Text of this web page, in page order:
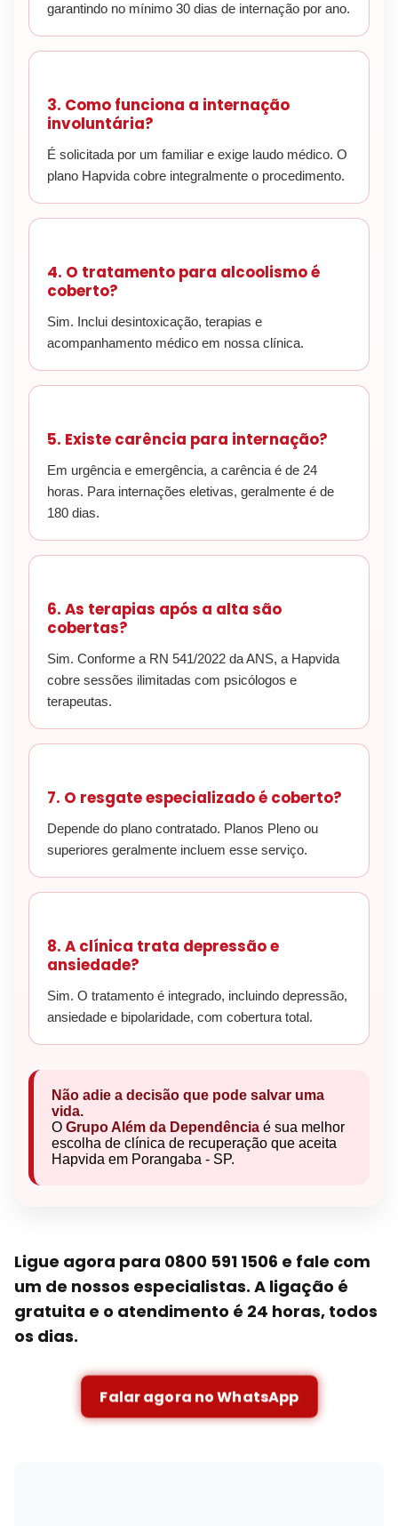
garantindo no mínimo 30 dias de internação por ano.
3. Como funciona a internação
involuntária?
É solicitada por um familiar e exige laudo médico. O
plano Hapvida cobre integralmente o procedimento.
4. O tratamento para alcoolismo é
coberto?
Sim. Inclui desintoxicação, terapias e
acompanhamento médico em nossa clínica.
5. Existe carência para internação?
Em urgência e emergência, a carência é de 24
horas. Para internações eletivas, geralmente é de
180 dias.
6. As terapias após a alta são
cobertas?
Sim. Conforme a RN 541/2022 da ANS, a Hapvida
cobre sessões ilimitadas com psicólogos e
terapeutas.
7. O resgate especializado é coberto?
Depende do plano contratado. Planos Pleno ou
superiores geralmente incluem esse serviço.
8. A clínica trata depressão e
ansiedade?
Sim. O tratamento é integrado, incluindo depressão,
ansiedade e bipolaridade, com cobertura total.
Não adie a decisão que pode salvar uma
vida.
O Grupo Além da Dependência é sua melhor
escolha de clínica de recuperação que aceita
Hapvida em Porangaba - SP.
Ligue agora para 0800 591 1506 e fale com
um de nossos especialistas. A ligação é
gratuita e o atendimento é 24 horas, todos
os dias.
Falar agora no WhatsApp